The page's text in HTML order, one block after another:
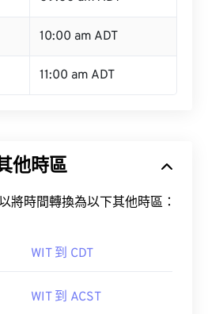
10:00 am ADT
11:00 am ADT
他時區
將時間轉換為以下其他時區：
WIT 到 CDT
WIT 到 ACST